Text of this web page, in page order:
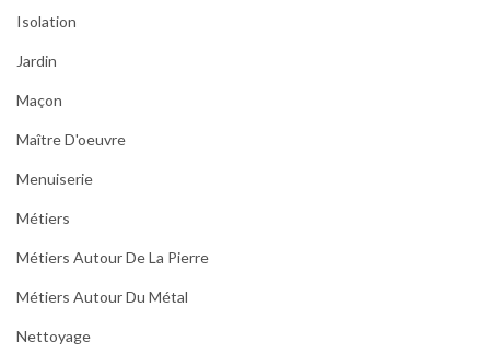
Isolation
Jardin
Maçon
Maître D'oeuvre
Menuiserie
Métiers
Métiers Autour De La Pierre
Métiers Autour Du Métal
Nettoyage